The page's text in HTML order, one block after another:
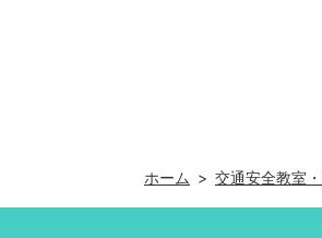
ホーム 交通安全教室